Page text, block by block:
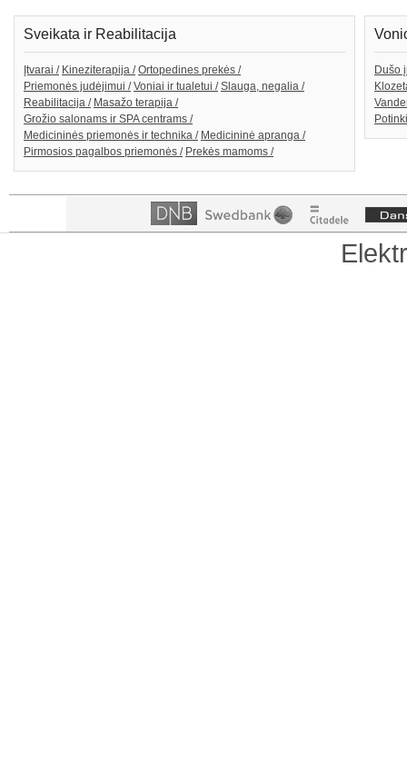
Sveikata ir Reabilitacija
Įtvarai / Kineziterapija / Ortopedines prekės /
Priemonės judėjimui / Voniai ir tualetui / Slauga, negalia /
Reabilitacija / Masažo terapija /
Grožio salonams ir SPA centrams /
Medicininės priemonės ir technika / Medicininė apranga /
Pirmosios pagalbos priemonės / Prekės mamoms /
Dušo